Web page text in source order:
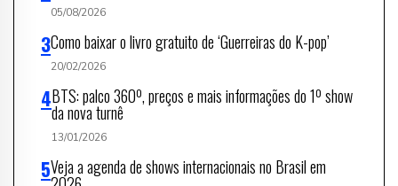
05/08/2026
Como baixar o livro gratuito de ‘Guerreiras do K-pop’
20/02/2026
BTS: palco 360º, preços e mais informações do 1º show
da nova turnê
13/01/2026
Veja a agenda de shows internacionais no Brasil em